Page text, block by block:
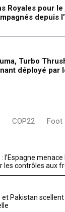
Royales pour
depuis
Turbo
déployé par
COP22 Foot
menace
les contrôles aux
Pakistan scellent